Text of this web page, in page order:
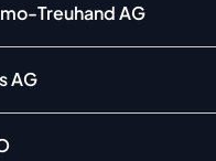
Treuhand AG
AG